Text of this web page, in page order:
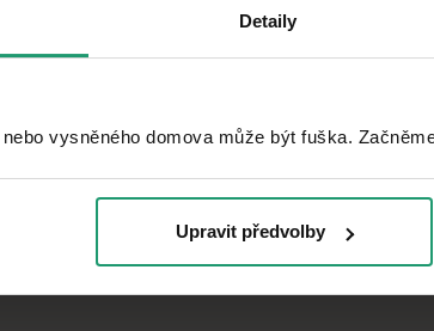
Detaily
vysněného domova může být fuška.
Upravit předvolby
Parkovanie